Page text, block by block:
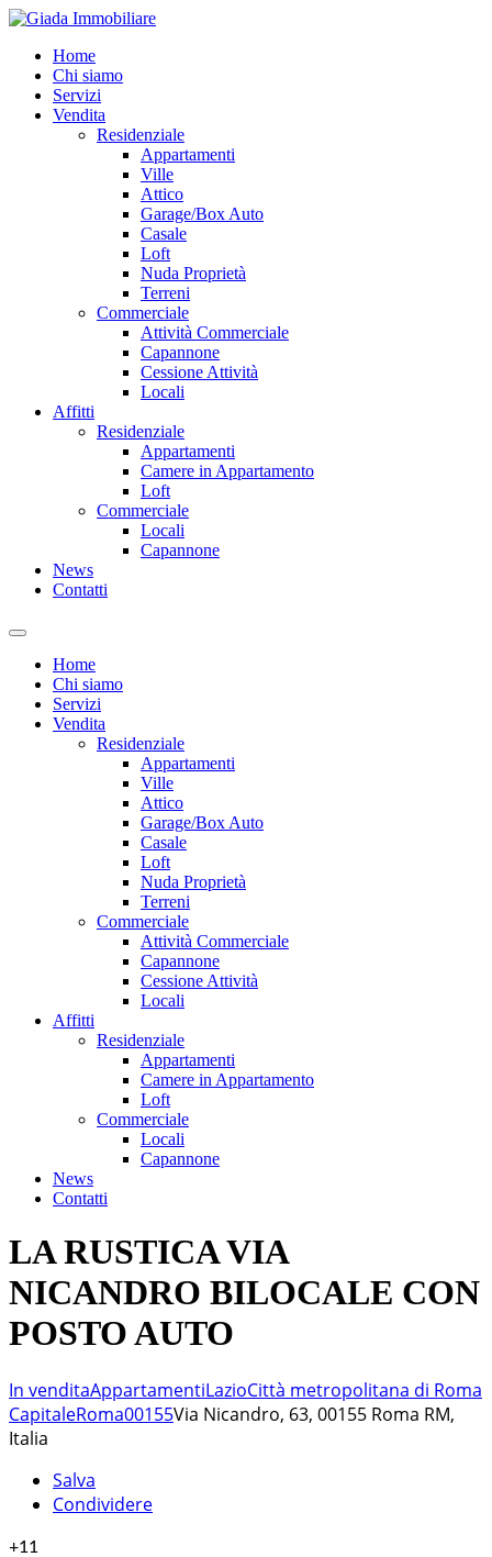
Vai
contenutoHome
Chi siamo
Servizi
Vendita
Residenziale
Appartamenti
Ville
Attico
Garage/Box Auto
Casale
Loft
Nuda Proprietà
Terreni
Commerciale
Attività Commerciale
Capannone
Cessione Attività
Locali
Affitti
Residenziale
Appartamenti
Camere in Appartamento
Loft
Commerciale
Locali
Capannone
News
Contatti
Home
Chi siamo
Servizi
Vendita
Residenziale
Appartamenti
Ville
Attico
Garage/Box Auto
Casale
Loft
Nuda Proprietà
Terreni
Commerciale
Attività Commerciale
Capannone
Cessione Attività
Locali
Affitti
Residenziale
Appartamenti
Camere in Appartamento
Loft
Commerciale
Locali
Capannone
News
Contatti
LA RUSTICA VIA
NICANDRO BILOCALE CON
POSTO AUTO
In venditaAppartamentiLazioCittà metropolitana di Roma
CapitaleRoma00155Via Nicandro, 63, 00155 Roma RM,
Italia
Salva
Condividere
+11